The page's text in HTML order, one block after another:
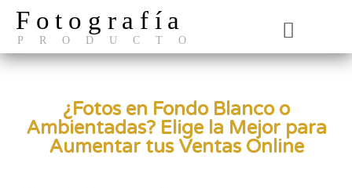
Fotografía
PRODUCTO
¿Fotos en Fondo Blanco o
Ambientadas? Elige la Mejor para
Aumentar tus Ventas Online